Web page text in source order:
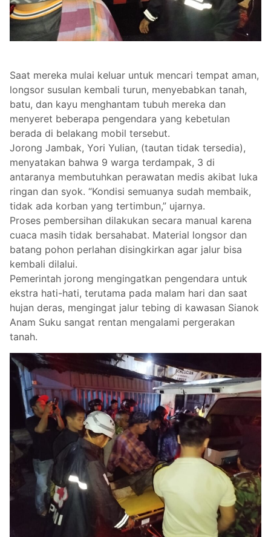
Saat mereka mulai keluar untuk mencari tempat aman,
longsor susulan kembali turun, menyebabkan tanah,
batu, dan kayu menghantam tubuh mereka dan
menyeret beberapa pengendara yang kebetulan
berada di belakang mobil tersebut.
Jorong Jambak, Yori Yulian, (tautan tidak tersedia),
menyatakan bahwa 9 warga terdampak, 3 di
antaranya membutuhkan perawatan medis akibat luka
ringan dan syok. “Kondisi semuanya sudah membaik,
tidak ada korban yang tertimbun,” ujarnya.
Proses pembersihan dilakukan secara manual karena
cuaca masih tidak bersahabat. Material longsor dan
batang pohon perlahan disingkirkan agar jalur bisa
kembali dilalui.
Pemerintah jorong mengingatkan pengendara untuk
ekstra hati-hati, terutama pada malam hari dan saat
hujan deras, mengingat jalur tebing di kawasan Sianok
Anam Suku sangat rentan mengalami pergerakan
tanah.